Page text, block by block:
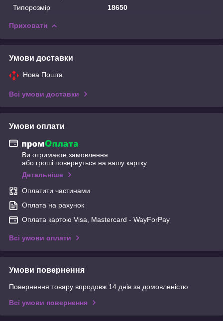
Типорозмір
18650
Приховати
Умови доставки
Нова Пошта
Всі умови доставки
Умови оплати
Ви отримаєте замовлення
або гроші повернуться на вашу картку
Детальніше
Оплатити частинами
Оплата на рахунок
Оплата картою Visa, Mastercard - WayForPay
Всі умови оплати
Умови повернення
Повернення товару впродовж 14 днів за домовленістю
Всі умови повернення